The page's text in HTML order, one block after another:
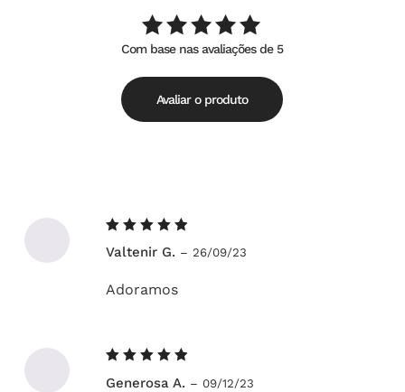
Avaliação
5.00de
5
Com base nas avaliações de 5
Avaliar o produto
5de 5
Valtenir G. – 26/09/23
Adoramos
5de 5
Generosa A. – 09/12/23